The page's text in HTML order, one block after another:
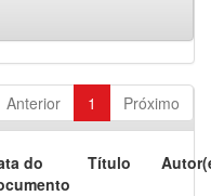
Anterior 1 Próximo
do
Título